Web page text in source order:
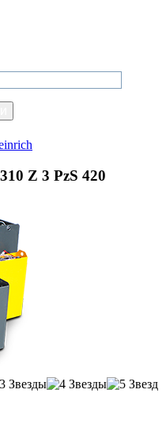
Z 3 PzS 420